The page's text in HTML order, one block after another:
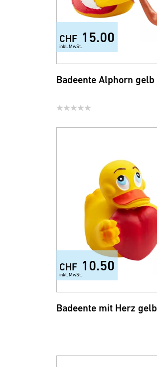
CHF 15.00
inkl. MwSt.
Badeente Alphorn gelb
CHF 10.50
inkl. MwSt.
Badeente mit Herz gelb